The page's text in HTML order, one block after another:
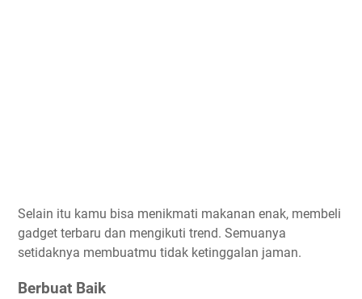
Selain itu kamu bisa menikmati makanan enak, membeli
gadget terbaru dan mengikuti trend. Semuanya
setidaknya membuatmu tidak ketinggalan jaman.
Berbuat Baik